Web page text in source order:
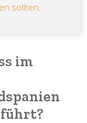
sollten
im